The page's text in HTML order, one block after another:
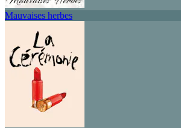
Mauvaises herbes